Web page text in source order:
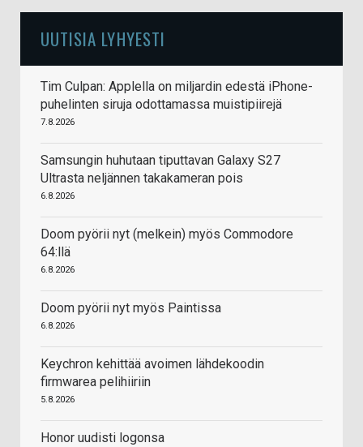
UUTISIA LYHYESTI
Tim Culpan: Applella on miljardin edestä iPhone-
puhelinten siruja odottamassa muistipiirejä
7.8.2026
Samsungin huhutaan tiputtavan Galaxy S27
Ultrasta neljännen takakameran pois
6.8.2026
Doom pyörii nyt (melkein) myös Commodore
64:llä
6.8.2026
Doom pyörii nyt myös Paintissa
6.8.2026
Keychron kehittää avoimen lähdekoodin
firmwarea pelihiiriin
5.8.2026
Honor uudisti logonsa